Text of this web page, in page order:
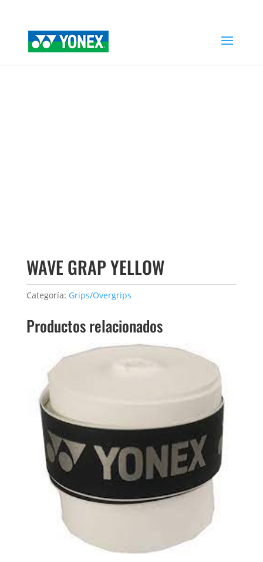
Home»Tienda»WAVE GRAP YELLOW
WAVE GRAP YELLOW
Categoría: Grips/Overgrips
Productos relacionados